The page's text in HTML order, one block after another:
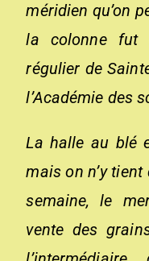
méridien qu’on
la colonne fut
régulier de
l’Académie des
La halle au blé
mais on n’y
semaine, le
vente des